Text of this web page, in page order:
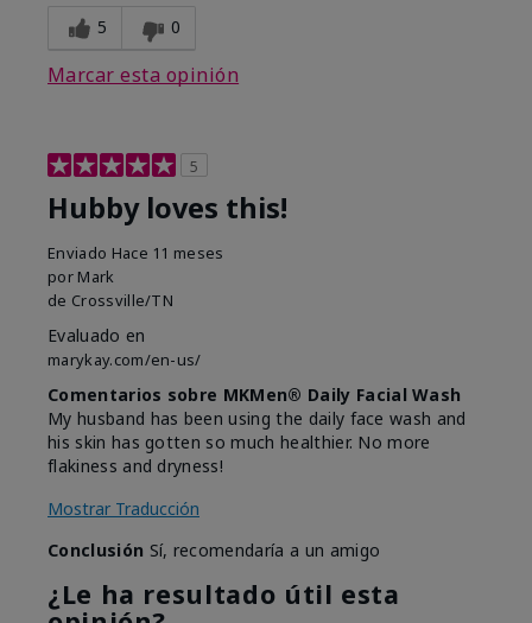
5 0
Marcar esta opinión
5
Hubby loves this!
Enviado Hace 11 meses
por Mark
de Crossville/TN
Evaluado en
marykay.com/en-us/
Comentarios sobre MKMen® Daily Facial Wash
My husband has been using the daily face wash and
his skin has gotten so much healthier. No more
flakiness and dryness!
Mostrar Traducción
Conclusión Sí, recomendaría a un amigo
¿Le ha resultado útil esta